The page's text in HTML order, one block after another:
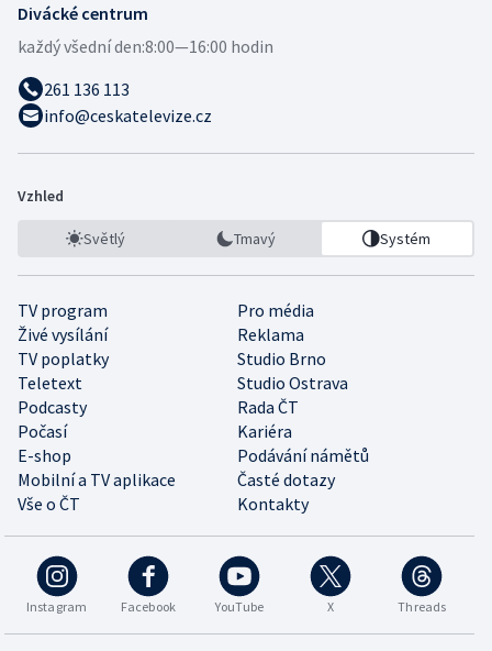
Divácké centrum
každý všední den:8:00—16:00 hodin
261 136 113
info@ceskatelevize.cz
Vzhled
Světlý Tmavý Systém
TV program
Pro média
Živé vysílání
Reklama
TV poplatky
Studio Brno
Teletext
Studio Ostrava
Podcasty
Rada ČT
Počasí
Kariéra
E-shop
Podávání námětů
Mobilní a TV aplikace
Časté dotazy
Vše o ČT
Kontakty
Instagram Facebook YouTube X Threads